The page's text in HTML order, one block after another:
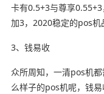
卡有0.5+3与尊享
加3，2020稳定的pos机
3、钱易收
众所周知，一清pos机
么样子的pos机呢，钱